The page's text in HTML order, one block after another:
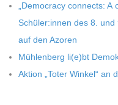
D
T
-
„Demo­cracy con­nects:
Schüler:innen des 8.
auf den Azoren
Müh­len­berg li(e)bt
Aktion „Toter Win­kel“ an